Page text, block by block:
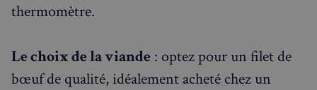
thermomètre.
Le choix de la viande : optez pour un filet de
bœuf de qualité, idéalement acheté chez un